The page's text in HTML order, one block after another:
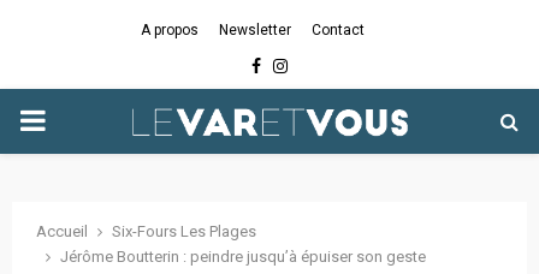
A propos Newsletter Contact
Facebook
Instagram
PRIMARY
Accueil
Six-Fours Les Plages
Jérôme Boutterin : peindre jusqu’à épuiser son geste